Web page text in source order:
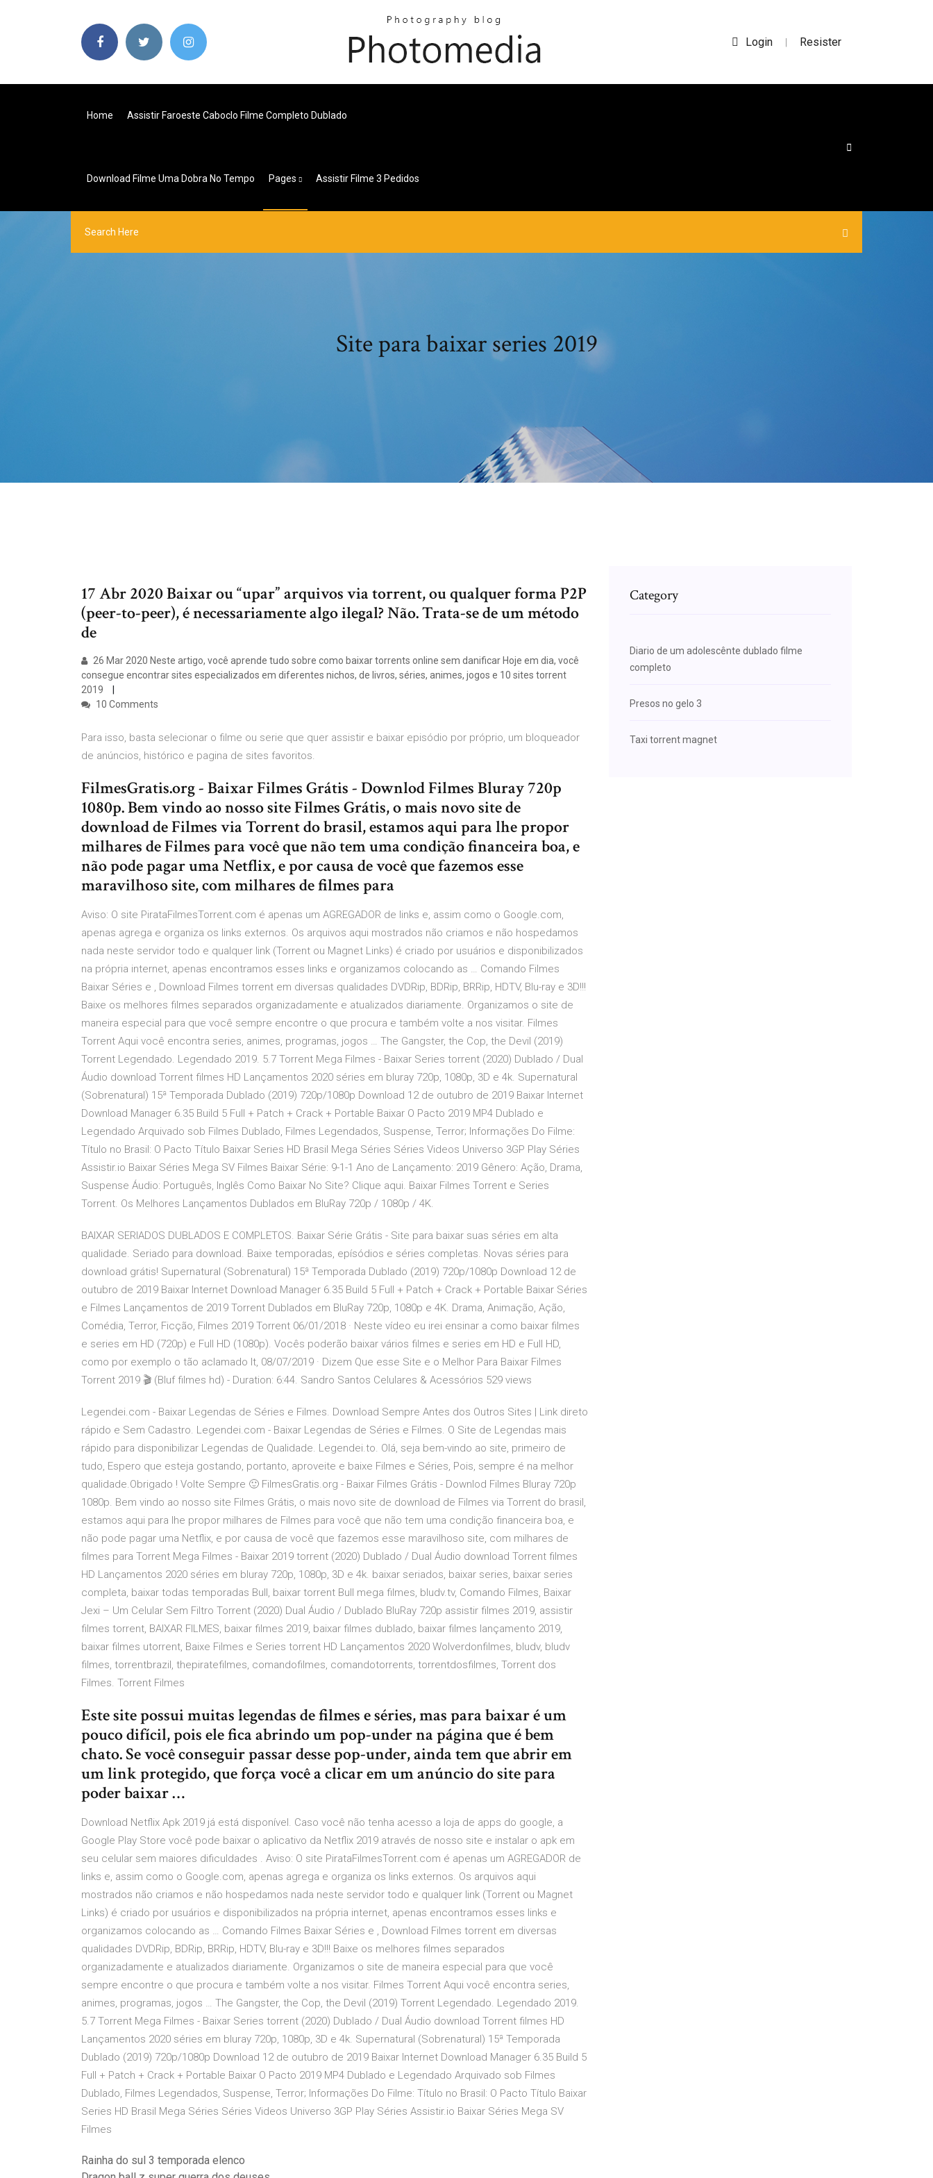
Login | Resister
Home Assistir Faroeste Caboclo Filme Completo Dublado
Download Filme Uma Dobra No Tempo Pages Assistir Filme 3 Pedidos
Site para baixar series 2019
17 Abr 2020 Baixar ou “upar” arquivos via torrent, ou qualquer forma P2P
(peer-to-peer), é necessariamente algo ilegal? Não. Trata-se de um método
de
26 Mar 2020 Neste artigo, você aprende tudo sobre como baixar torrents online sem danificar Hoje em dia, você
consegue encontrar sites especializados em diferentes nichos, de livros, séries, animes, jogos e 10 sites torrent
2019
10 Comments
Para isso, basta selecionar o filme ou serie que quer assistir e baixar episódio por próprio, um bloqueador
de anúncios, histórico e pagina de sites favoritos.
FilmesGratis.org - Baixar Filmes Grátis - Downlod Filmes Bluray 720p
1080p. Bem vindo ao nosso site Filmes Grátis, o mais novo site de
download de Filmes via Torrent do brasil, estamos aqui para lhe propor
milhares de Filmes para você que não tem uma condição financeira boa, e
não pode pagar uma Netflix, e por causa de você que fazemos esse
maravilhoso site, com milhares de filmes para
Aviso: O site PirataFilmesTorrent.com é apenas um AGREGADOR de links e, assim como o Google.com,
apenas agrega e organiza os links externos. Os arquivos aqui mostrados não criamos e não hospedamos
nada neste servidor todo e qualquer link (Torrent ou Magnet Links) é criado por usuários e disponibilizados
na própria internet, apenas encontramos esses links e organizamos colocando as … Comando Filmes
Baixar Séries e , Download Filmes torrent em diversas qualidades DVDRip, BDRip, BRRip, HDTV, Blu-ray e 3D!!!
Baixe os melhores filmes separados organizadamente e atualizados diariamente. Organizamos o site de
maneira especial para que você sempre encontre o que procura e também volte a nos visitar. Filmes
Torrent Aqui você encontra series, animes, programas, jogos … The Gangster, the Cop, the Devil (2019)
Torrent Legendado. Legendado 2019. 5.7 Torrent Mega Filmes - Baixar Series torrent (2020) Dublado / Dual
Áudio download Torrent filmes HD Lançamentos 2020 séries em bluray 720p, 1080p, 3D e 4k. Supernatural
(Sobrenatural) 15ª Temporada Dublado (2019) 720p/1080p Download 12 de outubro de 2019 Baixar Internet
Download Manager 6.35 Build 5 Full + Patch + Crack + Portable Baixar O Pacto 2019 MP4 Dublado e
Legendado Arquivado sob Filmes Dublado, Filmes Legendados, Suspense, Terror; Informações Do Filme:
Título no Brasil: O Pacto Título Baixar Series HD Brasil Mega Séries Séries Videos Universo 3GP Play Séries
Assistir.io Baixar Séries Mega SV Filmes Baixar Série: 9-1-1 Ano de Lançamento: 2019 Gênero: Ação, Drama,
Suspense Áudio: Português, Inglês Como Baixar No Site? Clique aqui. Baixar Filmes Torrent e Series
Torrent. Os Melhores Lançamentos Dublados em BluRay 720p / 1080p / 4K.
BAIXAR SERIADOS DUBLADOS E COMPLETOS. Baixar Série Grátis - Site para baixar suas séries em alta
qualidade. Seriado para download. Baixe temporadas, epísódios e séries completas. Novas séries para
download grátis! Supernatural (Sobrenatural) 15ª Temporada Dublado (2019) 720p/1080p Download 12 de
outubro de 2019 Baixar Internet Download Manager 6.35 Build 5 Full + Patch + Crack + Portable Baixar Séries
e Filmes Lançamentos de 2019 Torrent Dublados em BluRay 720p, 1080p e 4K. Drama, Animação, Ação,
Comédia, Terror, Ficção, Filmes 2019 Torrent 06/01/2018 · Neste vídeo eu irei ensinar a como baixar filmes
e series em HD (720p) e Full HD (1080p). Vocês poderão baixar vários filmes e series em HD e Full HD,
como por exemplo o tão aclamado It, 08/07/2019 · Dizem Que esse Site e o Melhor Para Baixar Filmes
Torrent 2019 🎬 (Bluf filmes hd) - Duration: 6:44. Sandro Santos Celulares & Acessórios 529 views
Legendei.com - Baixar Legendas de Séries e Filmes. Download Sempre Antes dos Outros Sites | Link direto
rápido e Sem Cadastro. Legendei.com - Baixar Legendas de Séries e Filmes. O Site de Legendas mais
rápido para disponibilizar Legendas de Qualidade. Legendei.to. Olá, seja bem-vindo ao site, primeiro de
tudo, Espero que esteja gostando, portanto, aproveite e baixe Filmes e Séries, Pois, sempre é na melhor
qualidade.Obrigado ! Volte Sempre 🙂 FilmesGratis.org - Baixar Filmes Grátis - Downlod Filmes Bluray 720p
1080p. Bem vindo ao nosso site Filmes Grátis, o mais novo site de download de Filmes via Torrent do brasil,
estamos aqui para lhe propor milhares de Filmes para você que não tem uma condição financeira boa, e
não pode pagar uma Netflix, e por causa de você que fazemos esse maravilhoso site, com milhares de
filmes para Torrent Mega Filmes - Baixar 2019 torrent (2020) Dublado / Dual Áudio download Torrent filmes
HD Lançamentos 2020 séries em bluray 720p, 1080p, 3D e 4k. baixar seriados, baixar series, baixar series
completa, baixar todas temporadas Bull, baixar torrent Bull mega filmes, bludv.tv, Comando Filmes, Baixar
Jexi – Um Celular Sem Filtro Torrent (2020) Dual Áudio / Dublado BluRay 720p assistir filmes 2019, assistir
filmes torrent, BAIXAR FILMES, baixar filmes 2019, baixar filmes dublado, baixar filmes lançamento 2019,
baixar filmes utorrent, Baixe Filmes e Series torrent HD Lançamentos 2020 Wolverdonfilmes, bludv, bludv
filmes, torrentbrazil, thepiratefilmes, comandofilmes, comandotorrents, torrentdosfilmes, Torrent dos
Filmes. Torrent Filmes
Este site possui muitas legendas de filmes e séries, mas para baixar é um
pouco difícil, pois ele fica abrindo um pop-under na página que é bem
chato. Se você conseguir passar desse pop-under, ainda tem que abrir em
um link protegido, que força você a clicar em um anúncio do site para
poder baixar …
Download Netflix Apk 2019 já está disponível. Caso você não tenha acesso a loja de apps do google, a
Google Play Store você pode baixar o aplicativo da Netflix 2019 através de nosso site e instalar o apk em
seu celular sem maiores dificuldades . Aviso: O site PirataFilmesTorrent.com é apenas um AGREGADOR de
links e, assim como o Google.com, apenas agrega e organiza os links externos. Os arquivos aqui
mostrados não criamos e não hospedamos nada neste servidor todo e qualquer link (Torrent ou Magnet
Links) é criado por usuários e disponibilizados na própria internet, apenas encontramos esses links e
organizamos colocando as … Comando Filmes Baixar Séries e , Download Filmes torrent em diversas
qualidades DVDRip, BDRip, BRRip, HDTV, Blu-ray e 3D!!! Baixe os melhores filmes separados
organizadamente e atualizados diariamente. Organizamos o site de maneira especial para que você
sempre encontre o que procura e também volte a nos visitar. Filmes Torrent Aqui você encontra series,
animes, programas, jogos … The Gangster, the Cop, the Devil (2019) Torrent Legendado. Legendado 2019.
5.7 Torrent Mega Filmes - Baixar Series torrent (2020) Dublado / Dual Áudio download Torrent filmes HD
Lançamentos 2020 séries em bluray 720p, 1080p, 3D e 4k. Supernatural (Sobrenatural) 15ª Temporada
Dublado (2019) 720p/1080p Download 12 de outubro de 2019 Baixar Internet Download Manager 6.35 Build 5
Full + Patch + Crack + Portable Baixar O Pacto 2019 MP4 Dublado e Legendado Arquivado sob Filmes
Dublado, Filmes Legendados, Suspense, Terror; Informações Do Filme: Título no Brasil: O Pacto Título Baixar
Series HD Brasil Mega Séries Séries Videos Universo 3GP Play Séries Assistir.io Baixar Séries Mega SV
Filmes
Rainha do sul 3 temporada elenco
Category
Diario de um adolescênte dublado filme
completo
Presos no gelo 3
Taxi torrent magnet